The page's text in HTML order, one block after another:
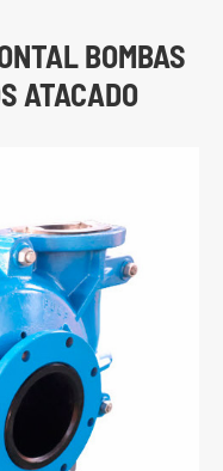
BOMBAS
ATACADO